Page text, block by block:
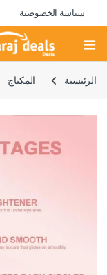
سياسة الخصوصية
Open
الرئيسية المكياج